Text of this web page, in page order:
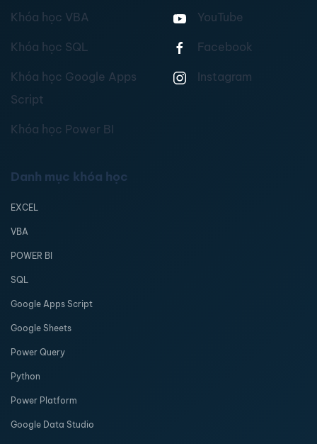
Khóa học VBA
Khóa học SQL
Khóa học Google Apps
Script
Khóa học Power BI
YouTube
Facebook
Instagram
Danh mục khóa học
EXCEL
VBA
POWER BI
SQL
Google Apps Script
Google Sheets
Power Query
Python
Power Platform
Google Data Studio